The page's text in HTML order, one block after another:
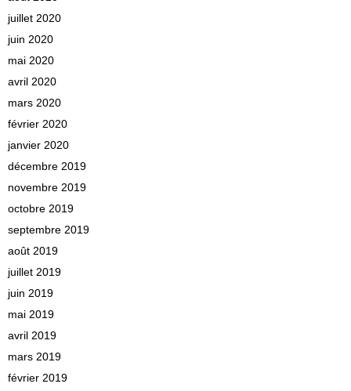
juillet 2020
juin 2020
mai 2020
avril 2020
mars 2020
février 2020
janvier 2020
décembre 2019
novembre 2019
octobre 2019
septembre 2019
août 2019
juillet 2019
juin 2019
mai 2019
avril 2019
mars 2019
février 2019